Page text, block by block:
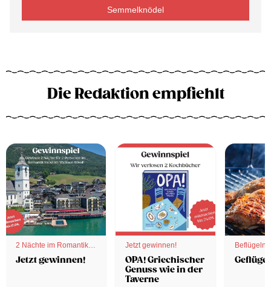
Semmelknödel
Die Redaktion empfiehlt
2 Nächte im Romantik
Hotel
Jetzt gewinnen!
Jetzt gewinnen!
OPA! Griechischer
Genuss wie in der
Taverne